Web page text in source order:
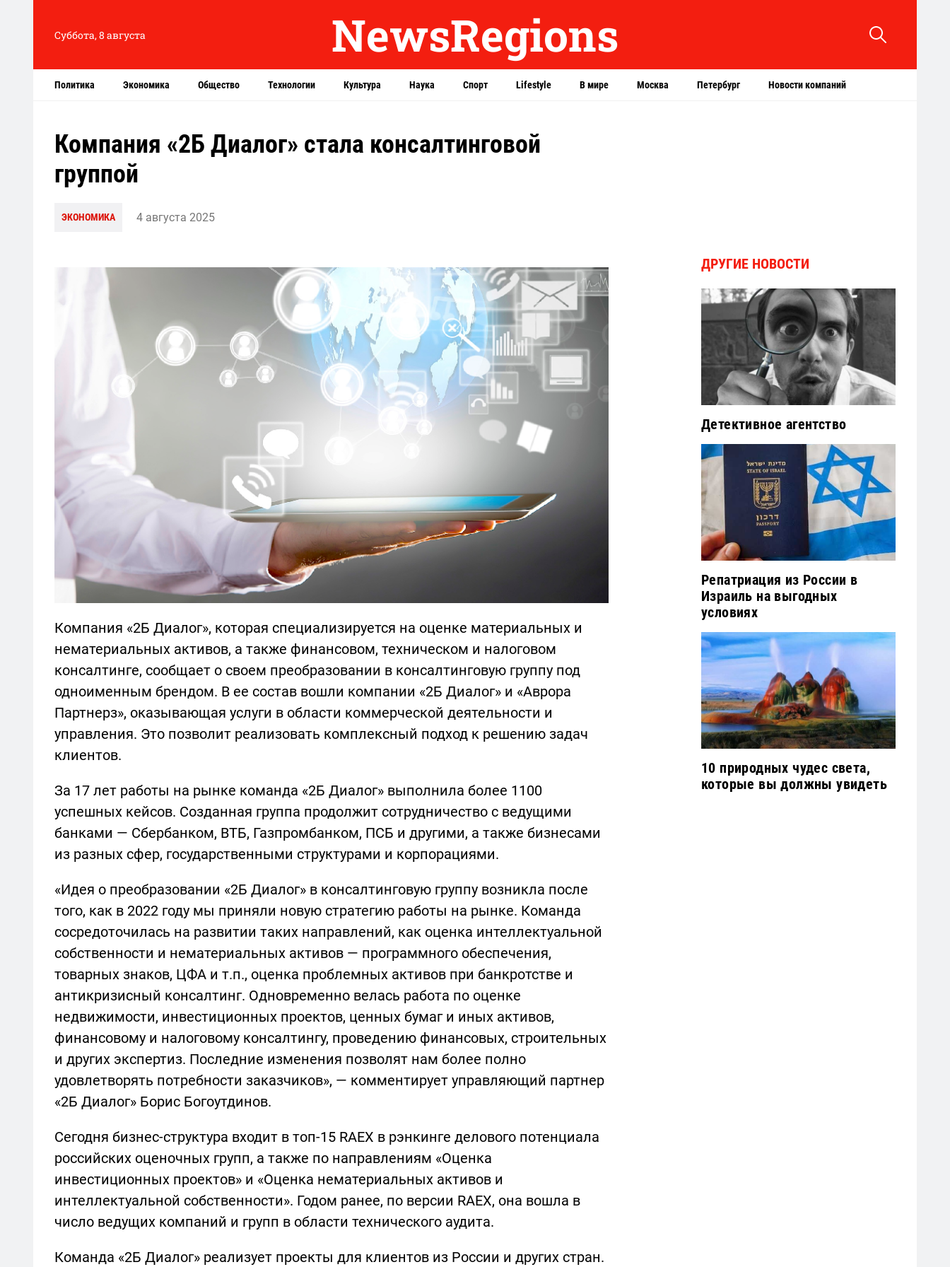
Суббота, 8 августа NewsRegions
Политика Экономика Общество Технологии Культура Наука Спорт Lifestyle В мире Москва Петербург Новости компаний
Компания «2Б Диалог» стала консалтинговой
группой
ЭКОНОМИКА 4 августа 2025
Компания «2Б Диалог», которая специализируется на оценке материальных и
нематериальных активов, а также финансовом, техническом и налоговом
консалтинге, сообщает о своем преобразовании в консалтинговую группу под
одноименным брендом. В ее состав вошли компании «2Б Диалог» и «Аврора
Партнерз», оказывающая услуги в области коммерческой деятельности и
управления. Это позволит реализовать комплексный подход к решению задач
клиентов.
За 17 лет работы на рынке команда «2Б Диалог» выполнила более 1100
успешных кейсов. Созданная группа продолжит сотрудничество с ведущими
банками — Сбербанком, ВТБ, Газпромбанком, ПСБ и другими, а также бизнесами
из разных сфер, государственными структурами и корпорациями.
«Идея о преобразовании «2Б Диалог» в консалтинговую группу возникла после
того, как в 2022 году мы приняли новую стратегию работы на рынке. Команда
сосредоточилась на развитии таких направлений, как оценка интеллектуальной
собственности и нематериальных активов — программного обеспечения,
товарных знаков, ЦФА и т.п., оценка проблемных активов при банкротстве и
антикризисный консалтинг. Одновременно велась работа по оценке
недвижимости, инвестиционных проектов, ценных бумаг и иных активов,
финансовому и налоговому консалтингу, проведению финансовых, строительных
и других экспертиз. Последние изменения позволят нам более полно
удовлетворять потребности заказчиков», — комментирует управляющий партнер
«2Б Диалог» Борис Богоутдинов.
Сегодня бизнес-структура входит в топ-15 RAEX в рэнкинге делового потенциала
российских оценочных групп, а также по направлениям «Оценка
инвестиционных проектов» и «Оценка нематериальных активов и
интеллектуальной собственности». Годом ранее, по версии RAEX, она вошла в
число ведущих компаний и групп в области технического аудита.
Команда «2Б Диалог» реализует проекты для клиентов из России и других стран.
ДРУГИЕ НОВОСТИ
Детективное агентство
Репатриация из России в
Израиль на выгодных
условиях
10 природных чудес света,
которые вы должны увидеть